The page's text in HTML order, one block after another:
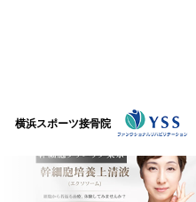
横浜スポーツ接骨院